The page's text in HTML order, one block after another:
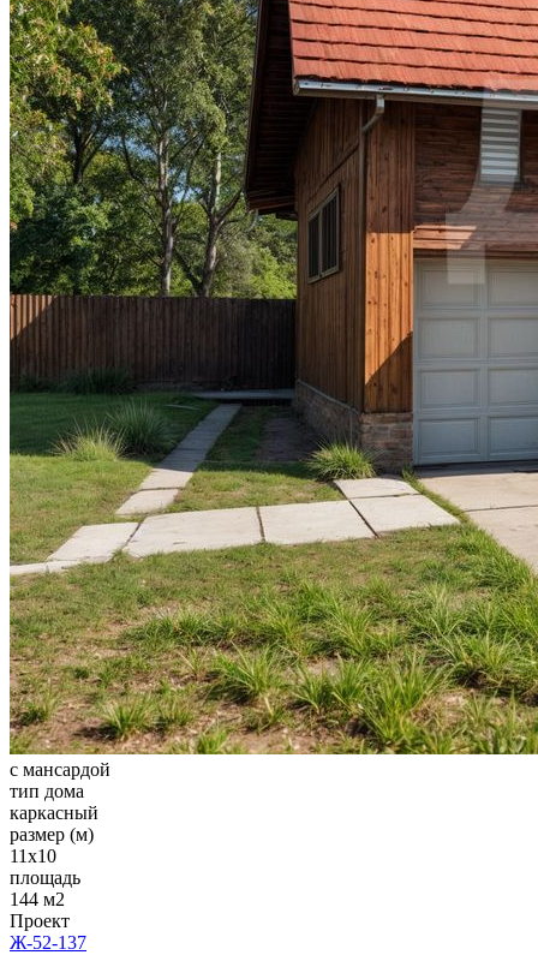
с мансардой
тип дома
каркасный
размер (м)
11x10
площадь
144 м2
Проект
Ж-52-137